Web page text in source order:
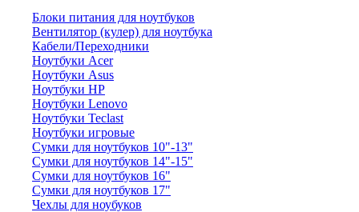
Блоки питания для ноутбуков
Вентилятор (кулер) для ноутбука
Кабели/Переходники
Ноутбуки Acer
Ноутбуки Asus
Ноутбуки HP
Ноутбуки Lenovo
Ноутбуки Teclast
Ноутбуки игровые
Сумки для ноутбуков 10"-13"
Сумки для ноутбуков 14"-15"
Сумки для ноутбуков 16"
Сумки для ноутбуков 17"
Чехлы для ноубуков